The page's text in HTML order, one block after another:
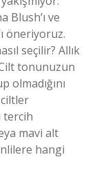
Blush’ı ve
öneriyoruz.
seçilir? Allık
tonunuzun
olmadığını
tercih
mavi alt
hangi